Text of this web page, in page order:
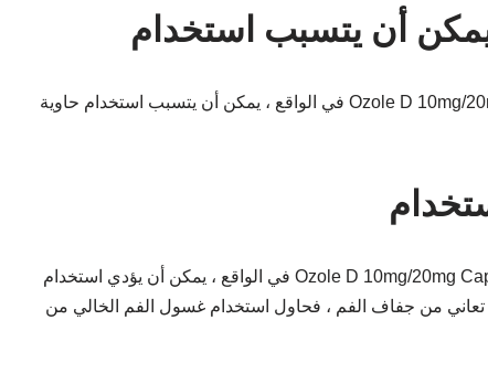
في الواقع ، يمكن أن يتسبب استخدام حاوية Ozole D 10mg/20mg Capsule في مقامرة موسعة من ضربات القلب المتقطعة (عدم انتظام ضربات القلب الخطيرة). هذه آثار جانبية خطيرة ولكن احتمالات
في الواقع ، يمكن أن يؤدي استخدام Ozole D 10mg/20mg Capsule إلى جفاف الفم. يحدث جفاف الفم بسبب دومبيريدون المتوفر في هذا المزيج. إذا كنت تعاني من جفاف الفم ، اشرب الكثير من الماء.
تعاني من جفاف الفم ، فحاول استخدام غسول الفم الخالي من